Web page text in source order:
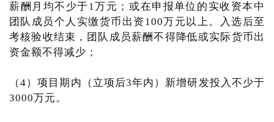
薪酬月均不少于1万元；或在申报单位的实收资本中
团队成员个人实缴货币出资100万元以上。入选后至
考核验收结束，团队成员薪酬不得降低或实际货币出
资金额不得减少；
（4）项目期内（立项后3年内）新增研发投入不少于
3000万元。